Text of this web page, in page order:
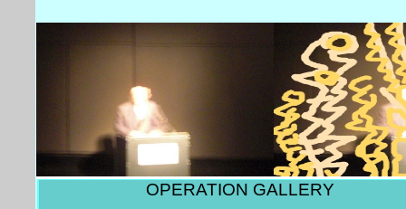
OPERATION GALLERY